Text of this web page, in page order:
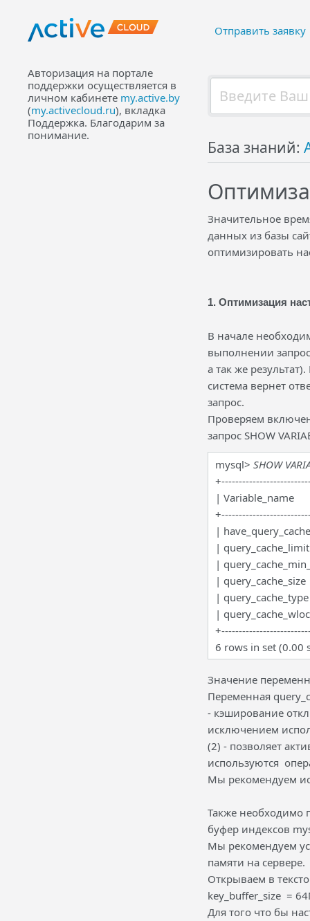
Отправить заявку
Авторизация на портале
поддержки осуществляется в
личном кабинете my.active.by
(my.activecloud.ru), вкладка
Поддержка. Благодарим за
понимание.
База знаний:
Значительное
данных из базы
оптимизировать
1. Оптимизация
В начале
выполнении
а так же
система вернет
запрос.
Проверяем
запрос SHOW
mysql> SHOW
|
|
|
|
|
|
|
6 rows in set (0.00
Значение
Переменная
- кэширование
исключением
(2) - позволяет
используются
Мы рекомендуем
Также необходимо
буфер индексов
Мы рекомендуем
памяти на сервере.
Открываем в
key_buffer_size =
Для того что бы